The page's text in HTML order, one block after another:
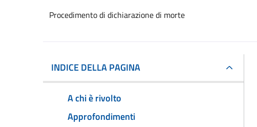
Procedimento di dichiarazione di morte
INDICE DELLA PAGINA
A chi è rivolto
Approfondimenti